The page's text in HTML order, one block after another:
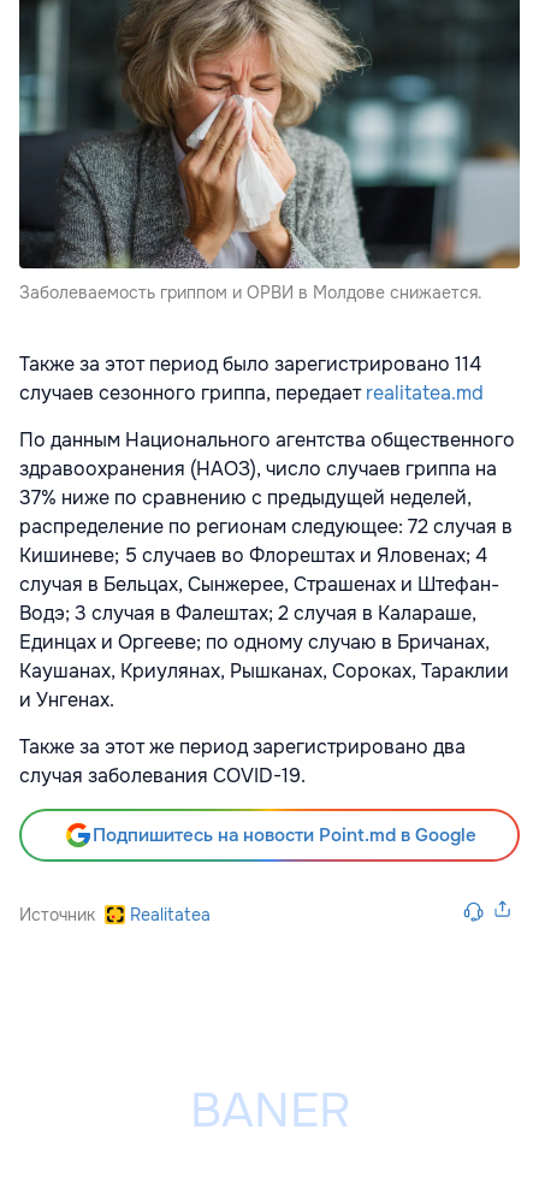
Заболеваемость гриппом и ОРВИ в Молдове снижается.
Также за этот период было зарегистрировано 114
случаев сезонного гриппа, передаетrealitatea.md
По данным Национального агентства общественного
здравоохранения (НАОЗ), число случаев гриппа на
37% ниже по сравнению с предыдущей неделей,
распределение по регионам следующее: 72 случая в
Кишиневе; 5 случаев во Флорештах и Яловенах; 4
случая в Бельцах, Сынжерее, Страшенах и Штефан-
Водэ; 3 случая в Фалештах; 2 случая в Калараше,
Единцах и Оргееве; по одному случаю в Бричанах,
Каушанах, Криулянах, Рышканах, Сороках, Тараклии
и Унгенах.
Также за этот же период зарегистрировано два
случая заболевания COVID-19.
Подпишитесь на новости Point.md в Google
Источник Realitatea